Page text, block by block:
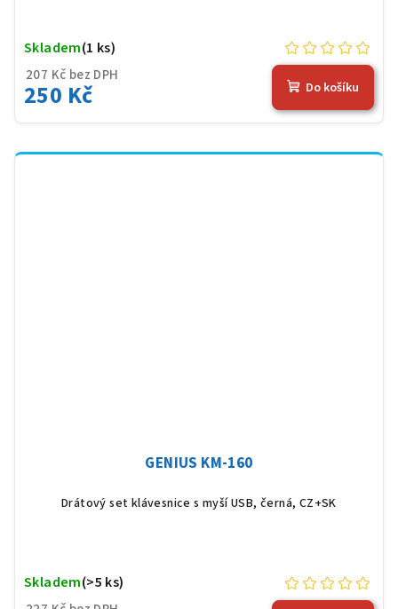
207 Kč bez DPH
250 Kč
Skladem(1 ks)
Do košíku
GENIUS KM-160
Drátový set klávesnice s myší USB, černá, CZ+SK
Skladem(>5 ks)